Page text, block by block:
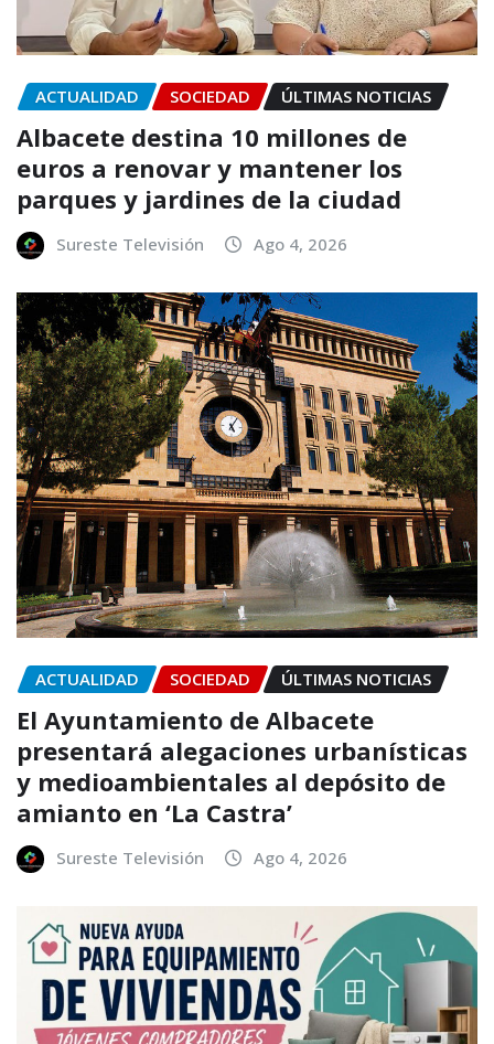
ACTUALIDAD SOCIEDAD ÚLTIMAS NOTICIAS
Albacete destina 10 millones de
euros a renovar y mantener los
parques y jardines de la ciudad
Sureste Televisión Ago 4, 2026
ACTUALIDAD SOCIEDAD ÚLTIMAS NOTICIAS
El Ayuntamiento de Albacete
presentará alegaciones urbanísticas
y medioambientales al depósito de
amianto en ‘La Castra’
Sureste Televisión Ago 4, 2026